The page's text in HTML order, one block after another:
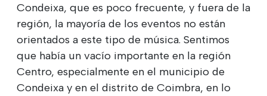
Condeixa, que es poco frecuente, y fuera de la
región, la mayoría de los eventos no están
orientados a este tipo de música. Sentimos
que había un vacío importante en la región
Centro, especialmente en el municipio de
Condeixa y en el distrito de Coimbra, en lo